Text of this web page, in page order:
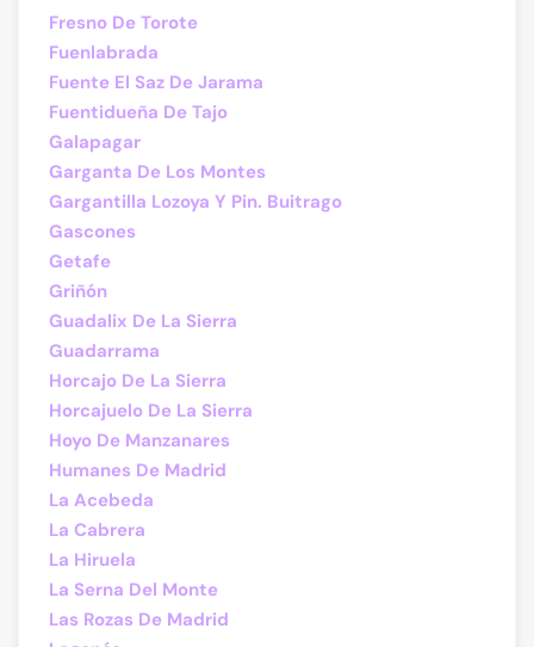
Fresno De Torote
Fuenlabrada
Fuente El Saz De Jarama
Fuentidueña De Tajo
Galapagar
Garganta De Los Montes
Gargantilla Lozoya Y Pin. Buitrago
Gascones
Getafe
Griñón
Guadalix De La Sierra
Guadarrama
Horcajo De La Sierra
Horcajuelo De La Sierra
Hoyo De Manzanares
Humanes De Madrid
La Acebeda
La Cabrera
La Hiruela
La Serna Del Monte
Las Rozas De Madrid